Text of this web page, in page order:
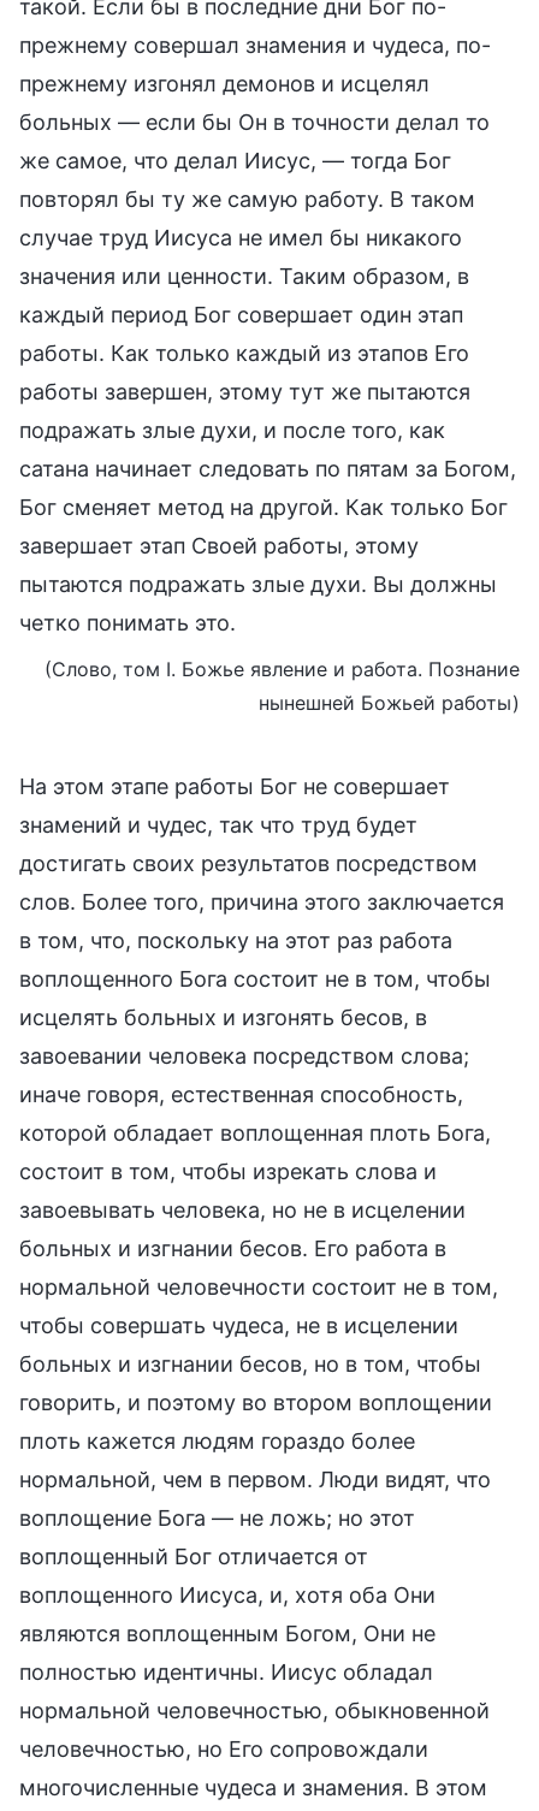
такой. Если бы в последние дни Бог по-
прежнему совершал знамения и чудеса, по-
прежнему изгонял демонов и исцелял
больных — если бы Он в точности делал то
же самое, что делал Иисус, — тогда Бог
повторял бы ту же самую работу. В таком
случае труд Иисуса не имел бы никакого
значения или ценности. Таким образом, в
каждый период Бог совершает один этап
работы. Как только каждый из этапов Его
работы завершен, этому тут же пытаются
подражать злые духи, и после того, как
сатана начинает следовать по пятам за Богом,
Бог сменяет метод на другой. Как только Бог
завершает этап Своей работы, этому
пытаются подражать злые духи. Вы должны
четко понимать это.
(Слово, том I. Божье явление и работа. Познание
нынешней Божьей работы)
На этом этапе работы Бог не совершает
знамений и чудес, так что труд будет
достигать своих результатов посредством
слов. Более того, причина этого заключается
в том, что, поскольку на этот раз работа
воплощенного Бога состоит не в том, чтобы
исцелять больных и изгонять бесов, в
завоевании человека посредством слова;
иначе говоря, естественная способность,
которой обладает воплощенная плоть Бога,
состоит в том, чтобы изрекать слова и
завоевывать человека, но не в исцелении
больных и изгнании бесов. Его работа в
нормальной человечности состоит не в том,
чтобы совершать чудеса, не в исцелении
больных и изгнании бесов, но в том, чтобы
говорить, и поэтому во втором воплощении
плоть кажется людям гораздо более
нормальной, чем в первом. Люди видят, что
воплощение Бога — не ложь; но этот
воплощенный Бог отличается от
воплощенного Иисуса, и, хотя оба Они
являются воплощенным Богом, Они не
полностью идентичны. Иисус обладал
нормальной человечностью, обыкновенной
человечностью, но Его сопровождали
многочисленные чудеса и знамения. В этом